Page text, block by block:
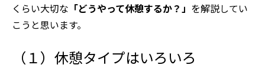
くらい大切な 「どうやって休憩するか？」 を解説してい
こうと思います。
（１）休憩タイプはいろいろ